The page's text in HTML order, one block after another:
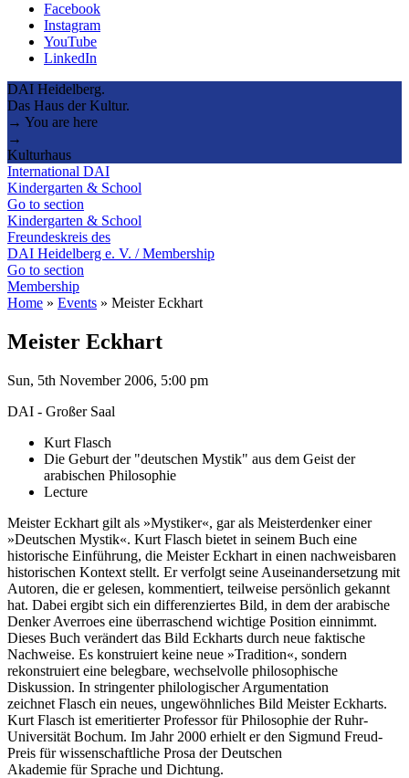
Facebook
Instagram
YouTube
LinkedIn
DAI Heidelberg.
Das Haus der Kultur.
→ You are here
→
Kulturhaus
International DAI
Kindergarten & School
Go to section
Kindergarten & School
Freundeskreis des
DAI Heidelberg e. V. / Membership
Go to section
Membership
Home » Events » Meister Eckhart
Meister Eckhart
Sun, 5th November 2006, 5:00 pm
DAI - Großer Saal
Kurt Flasch
Die Geburt der "deutschen Mystik" aus dem Geist der
arabischen Philosophie
Lecture
Meister Eckhart gilt als »Mystiker«, gar als Meisterdenker einer
»Deutschen Mystik«. Kurt Flasch bietet in seinem Buch eine
historische Einführung, die Meister Eckhart in einen nachweisbaren
historischen Kontext stellt. Er verfolgt seine Auseinandersetzung mit
Autoren, die er gelesen, kommentiert, teilweise persönlich gekannt
hat. Dabei ergibt sich ein differenziertes Bild, in dem der arabische
Denker Averroes eine überraschend wichtige Position einnimmt.
Dieses Buch verändert das Bild Eckharts durch neue faktische
Nachweise. Es konstruiert keine neue »Tradition«, sondern
rekonstruiert eine belegbare, wechselvolle philosophische
Diskussion. In stringenter philologischer Argumentation
zeichnet Flasch ein neues, ungewöhnliches Bild Meister Eckharts.
Kurt Flasch ist emeritierter Professor für Philosophie der Ruhr-
Universität Bochum. Im Jahr 2000 erhielt er den Sigmund Freud-
Preis für wissenschaftliche Prosa der Deutschen
Akademie für Sprache und Dichtung.